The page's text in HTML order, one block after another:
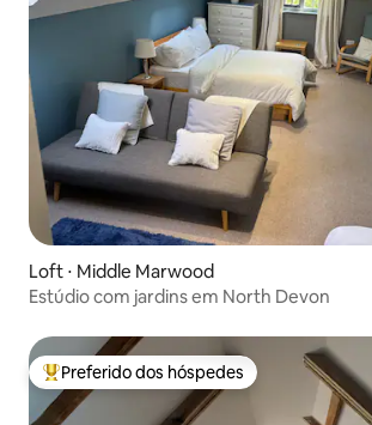
Loft ⋅ Middle Marwood
Estúdio com jardins em North Devon
Entre os melhores preferidos dos hóspedes
Preferido dos hóspedes